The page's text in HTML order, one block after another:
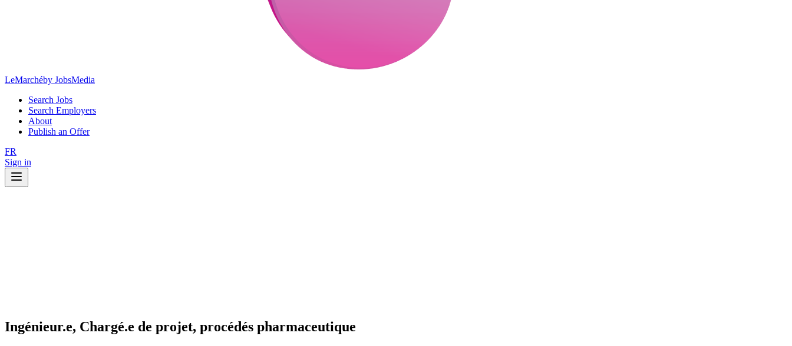
LeMarchéby JobsMedia
Search Jobs
Search Employers
About
Publish an Offer
FR
Sign in
Ingénieur.e, Chargé.e de projet, procédés pharmaceutique